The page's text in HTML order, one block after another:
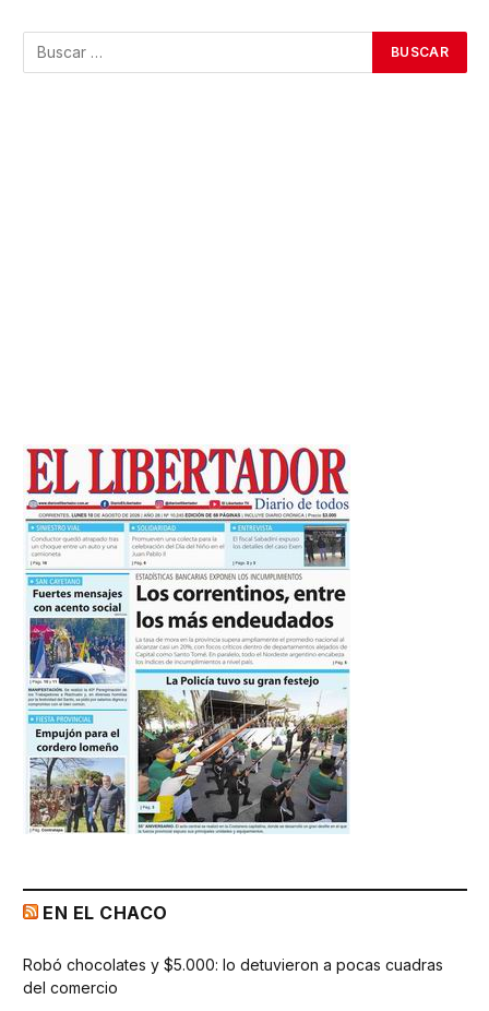
EN EL CHACO
Robó chocolates y $5.000: lo detuvieron a pocas cuadras
del comercio